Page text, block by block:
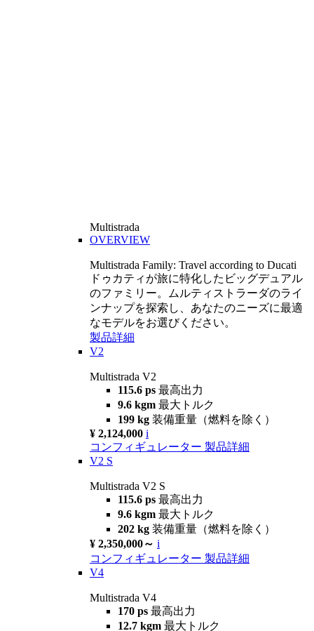
Multistrada
OVERVIEW
Multistrada Family: Travel according to Ducati
ドゥカティが旅に特化したビッグデュアル
のファミリー。ムルティストラーダのライ
ンナップを探索し、あなたのニーズに最適
なモデルをお選びください。
製品詳細
V2
Multistrada V2
115.6 ps 最高出力
9.6 kgm 最大トルク
199 kg 装備重量（燃料を除く）
¥ 2,124,000 i
コンフィギュレーター 製品詳細
V2 S
Multistrada V2 S
115.6 ps 最高出力
9.6 kgm 最大トルク
202 kg 装備重量（燃料を除く）
¥ 2,350,000～ i
コンフィギュレーター 製品詳細
V4
Multistrada V4
170 ps 最高出力
12.7 kgm 最大トルク